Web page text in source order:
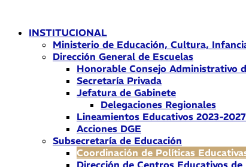
contenidoINSTITUCIONAL
Ministerio de Educación, Cultura,
Dirección General de Escuelas
Honorable Consejo Administrativo
Secretaría Privada
Jefatura de Gabinete
Delegaciones Regionales
Lineamientos Educativos 2023-2027
Acciones DGE
Subsecretaría de Educación
Coordinación de Políticas
Dirección de Centros Educativos